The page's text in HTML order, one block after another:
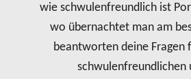
wie schwulenfreundlich ist
wo übernachtet man am
beantworten deine Fragen
schwulenfreundlichen